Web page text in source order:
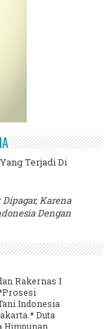
Terjadi Di
Karena
Dengan
Rakernas I
Indonesia
Duta
Himpunan